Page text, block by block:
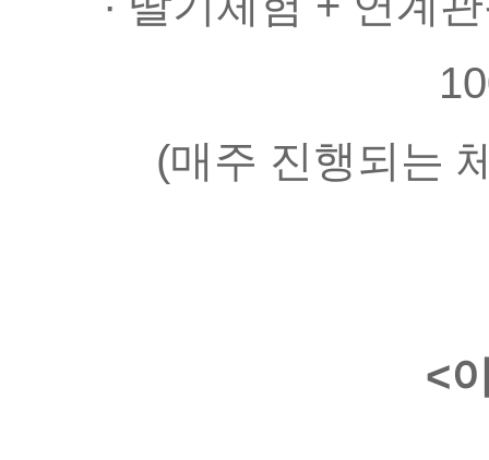
(매주 진행되는
<